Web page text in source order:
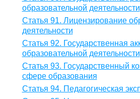
образовательной деятельности
Статья 91. Лицензирование
деятельности
Статья 92. Государственная
образовательной деятельности
Статья 93. Государственный
сфере образования
Статья 94. Педагогическая